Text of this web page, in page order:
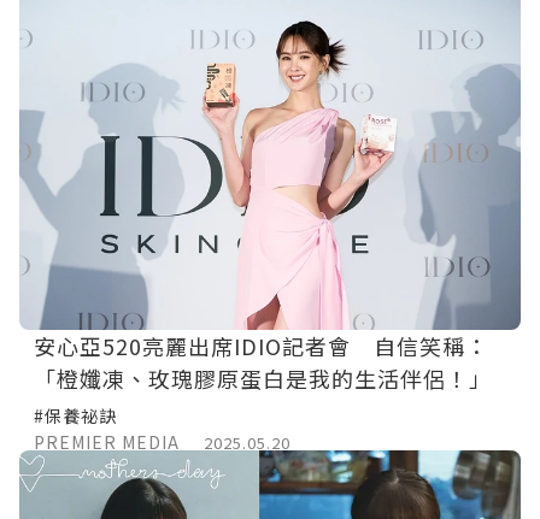
安心亞520亮麗出席IDIO記者會 自信笑稱：
「橙孅凍、玫瑰膠原蛋白是我的生活伴侶！」
#保養祕訣
PREMIER MEDIA
2025.05.20